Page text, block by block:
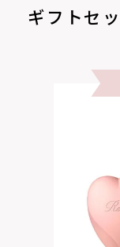
ギフトセ